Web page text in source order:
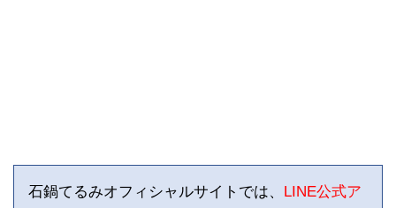
石鍋てるみオフィシャルサイトでは、 LINE公式ア